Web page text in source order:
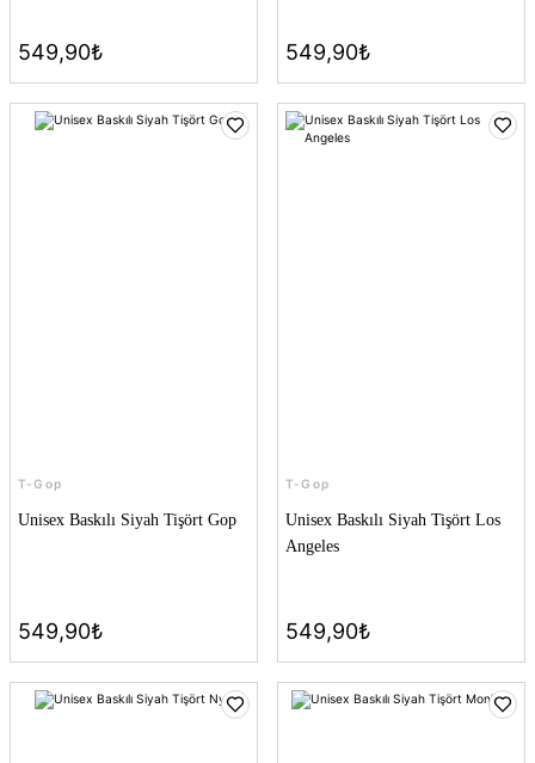
549,90₺ 549,90₺
T-Gop
Unisex Baskılı Siyah Tişört Gop
549,90₺
T-Gop
Unisex Baskılı Siyah Tişört Los
Angeles
549,90₺